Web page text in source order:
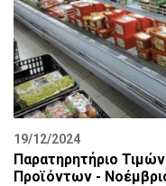
19/12/2024
Παρατηρητήριο
Προϊόντων -